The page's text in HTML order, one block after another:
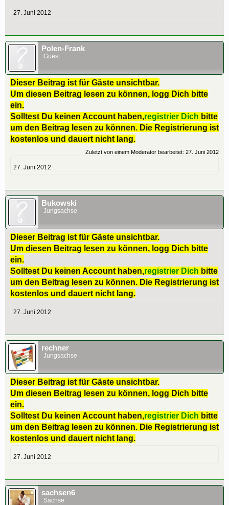
27. Juni 2012
Polen-Frank
Guest
Dieser Beitrag ist für Gäste unsichtbar.
Um diesen Beitrag lesen zu können, logg Dich bitte
ein.
Solltest Du keinen Account haben,registrier Dich bitte
um den Beitrag lesen zu können. Die Registrierung ist
kostenlos und dauert nicht lang.
Zuletzt von einem Moderator bearbeitet: 27. Juni 2012
27. Juni 2012
Bukowski
Jungsachse
Dieser Beitrag ist für Gäste unsichtbar.
Um diesen Beitrag lesen zu können, logg Dich bitte
ein.
Solltest Du keinen Account haben,registrier Dich bitte
um den Beitrag lesen zu können. Die Registrierung ist
kostenlos und dauert nicht lang.
27. Juni 2012
rechner
Jungsachse
Dieser Beitrag ist für Gäste unsichtbar.
Um diesen Beitrag lesen zu können, logg Dich bitte
ein.
Solltest Du keinen Account haben,registrier Dich bitte
um den Beitrag lesen zu können. Die Registrierung ist
kostenlos und dauert nicht lang.
27. Juni 2012
sachsen6
Sachse